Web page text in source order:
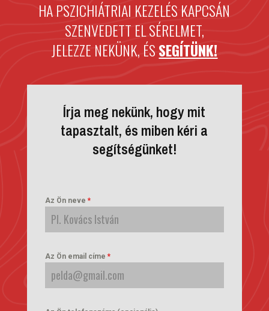
HA PSZICHIÁTRIAI KEZELÉS KAPCSÁN
SZENVEDETT EL SÉRELMET,
JELEZZE NEKÜNK, ÉSSEGÍTÜNK!
Írja meg nekünk, hogy mit
tapasztalt, és miben kéri a
segítségünket!
Az Ön neve *
Az Ön email címe *